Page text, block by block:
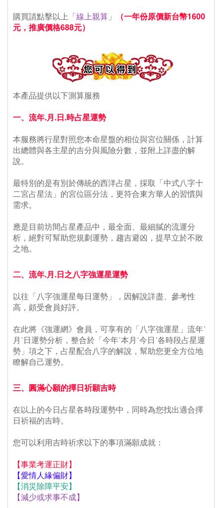
購買請點擊以上「線上親算 」
（一年份原價新台幣1600
元，推廣價格688元）
本產品提供以下測算服務
一、流年.月.日.時占星運勢
本服務將行星對照您本命星盤的相位與宮位關係，計算
出總體與各主星的吉分與風險分數，並附上詳盡的解
說。
最特別的是有別於傳統的西洋占星，採取「中式八字十
二宮占星法」的宮位區分法，更符合東方華人的習慣與
需求。
應是目前坊間占星產品中，最全面、最細膩的流運分
析，絕對可幫助您規劃運勢，趨吉避凶，提早立於不敗
之地。
二、流年.月.日之八字強運星運勢
以往「八字強運星每日運勢」，因解說詳盡、參考性
高，頗受會員好評。
在此將《強運網》會員，可享有的「八字強運星」流年˙
月˙日運勢分析，整合於「今年˙本月˙今日˙各時段占星運
勢」項之下，占星配合八字的解說，幫助您更全方位地
瞭解自己運勢。
三、圓滿心願的擇日祈願吉時
在以上的今日占星各時段運勢中，同時為您找出適合擇
日祈福的吉時。
您可以利用吉時祈求以下的事項滿願成就：
【事業考運正財】
【愛情人緣偏財】
【消災除障平安】
【減少或求事不成】